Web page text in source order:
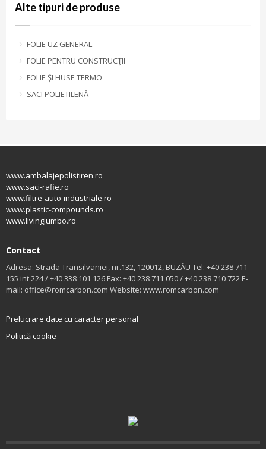
Alte tipuri de produse
FOLIE UZ GENERAL
FOLIE PENTRU CONSTRUCŢII
FOLIE ŞI HUSE TERMO
SACI POLIETILENĂ
www.ambalajepolistiren.ro
www.saci-rafie.ro
www.filtre-auto-industriale.ro
www.plastic-compounds.ro
www.livingjumbo.ro
Contact
Adresa: Strada Transilvaniei, nr.132, 120012, BUZĂU Tel: +40 238 711
155 int 224 / +40 338 101 126 Fax: +40 238 711 050 / +40 238 710 722 E-
mail: office@romcarbon.com Website: www.romcarbon.com
Prelucrare date cu caracter personal
Politică cookie